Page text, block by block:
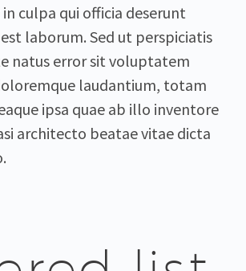
culpa qui officia deserunt
laborum. Sed ut perspiciatis
natus error sit voluptatem
laudantium, totam
ipsa quae ab illo inventore
architecto beatae vitae dicta